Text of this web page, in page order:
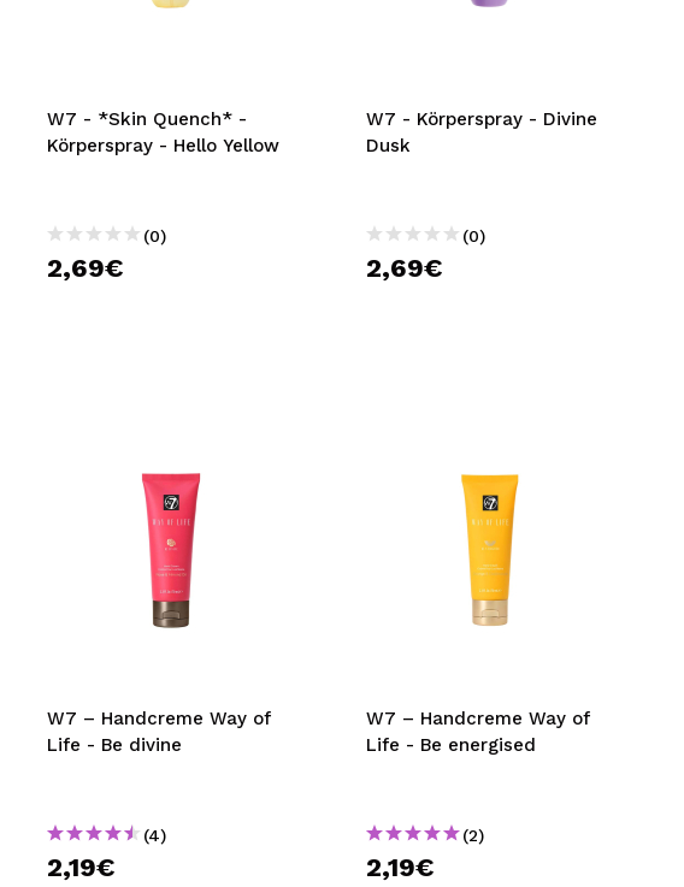
W7 - *Skin Quench* -
Körperspray - Hello Yellow
(0)
2,69€
W7 - Körperspray - Divine
Dusk
(0)
2,69€
W7 – Handcreme Way of
Life - Be divine
(4)
2,19€
W7 – Handcreme Way of
Life - Be energised
(2)
2,19€